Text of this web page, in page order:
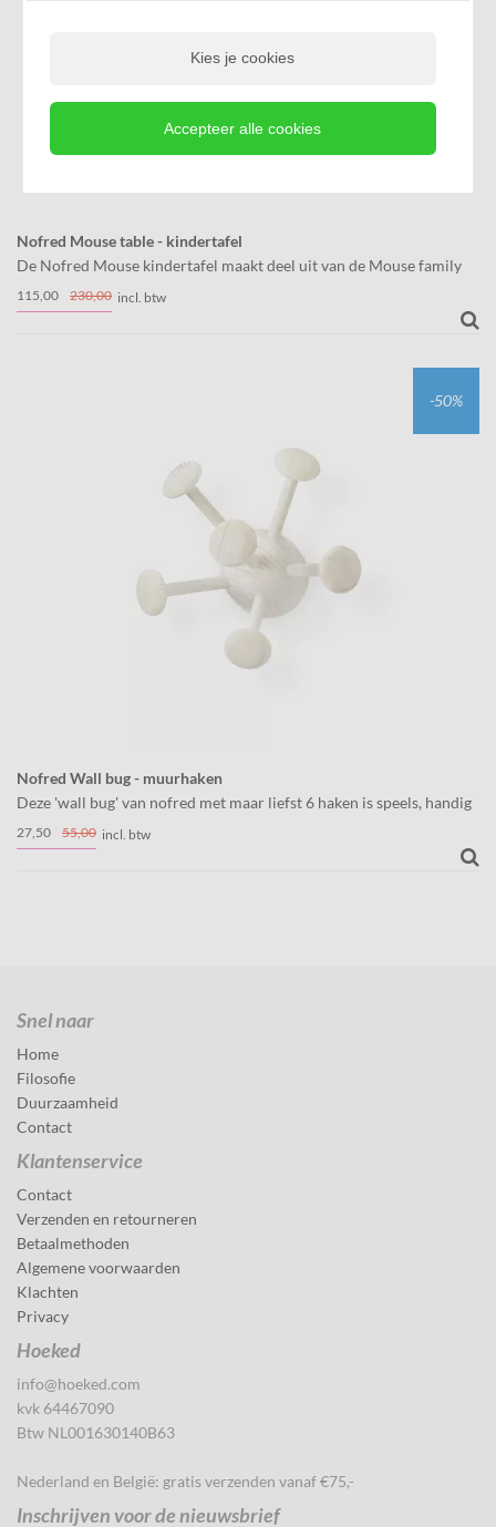
Nofred Mouse table - kindertafel
De Nofred Mouse kindertafel maakt deel uit van de Mouse family
en combineert mooi met de Mouse stoel en bank.
115,00 230,00 incl. btw
-50%
Nofred Wall bug - muurhaken
Deze 'wall bug' van nofred met maar liefst 6 haken is speels, handig
en oh zo mooi!
27,50 55,00 incl. btw
Snel naar
Home
Filosofie
Duurzaamheid
Contact
Klantenservice
Contact
Verzenden en retourneren
Betaalmethoden
Algemene voorwaarden
Klachten
Privacy
Hoeked
info@hoeked.com
kvk 64467090
Btw NL001630140B63
Nederland en België: gratis verzenden vanaf €75,-
Inschrijven voor de nieuwsbrief
Accepteer alle cookies
Kies je cookies